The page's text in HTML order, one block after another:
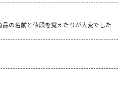
の名前と値段を覚えたりが大変でした